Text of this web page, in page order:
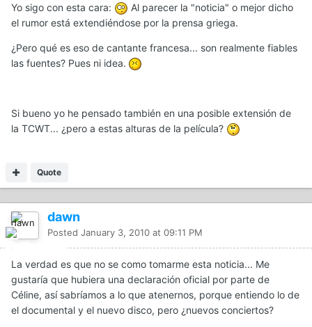
Yo sigo con esta cara:
Al parecer la "noticia" o mejor dicho
el rumor está extendiéndose por la prensa griega.
¿Pero qué es eso de cantante francesa... son realmente fiables
las fuentes? Pues ni idea.
Si bueno yo he pensado también en una posible extensión de
la TCWT... ¿pero a estas alturas de la película?
Quote
dawn
Posted January 3, 2010 at 09:11 PM
La verdad es que no se como tomarme esta noticia... Me
gustaría que hubiera una declaración oficial por parte de
Céline, así sabríamos a lo que atenernos, porque entiendo lo de
el documental y el nuevo disco, pero ¿nuevos conciertos?